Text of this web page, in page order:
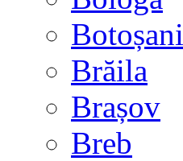
Botoșani
Brăila
Brașov
Breb